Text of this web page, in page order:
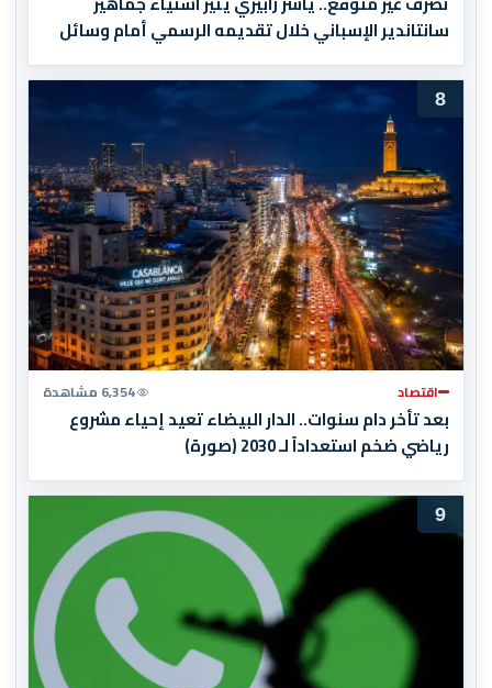
سانتاندير الإسباني خلال تقديمه الرسمي أمام وسائل
8
اقتصاد 6,354 مشاهدة
بعد تأخر دام سنوات.. الدار البيضاء تعيد إحياء مشروع
رياضي ضخم استعداداً لـ 2030 (صورة)
9